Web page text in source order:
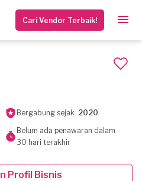
Cari Vendor Terbaik!
Bergabung sejak 2020
Belum ada penawaran dalam
30 hari terakhir
Profil Bisnis